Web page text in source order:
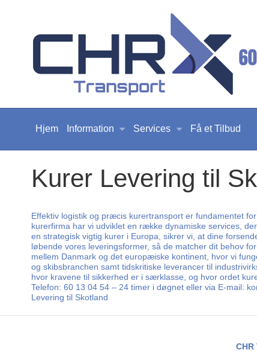
Hjem Information Services Få et Tilbud
Kurer Levering til
Effektiv logistik og præcis kurertransport er fundamentet
kurerfirma har vi udviklet en række dynamiske services,
en strategisk vigtig kurer i Europa, sikrer vi, at dine
løbende vores leveringsformer, så de matcher dit behov
mellem Danmark og det europæiske kontinent, hvor vi
og skibsbranchen samt tidskritiske leverancer til
hvor kravene til sikkerhed er i særklasse, og hvor ordet
Telefon: 60 13 04 54 – 24 timer i døgnet eller via E-mail:
Levering til Skotland